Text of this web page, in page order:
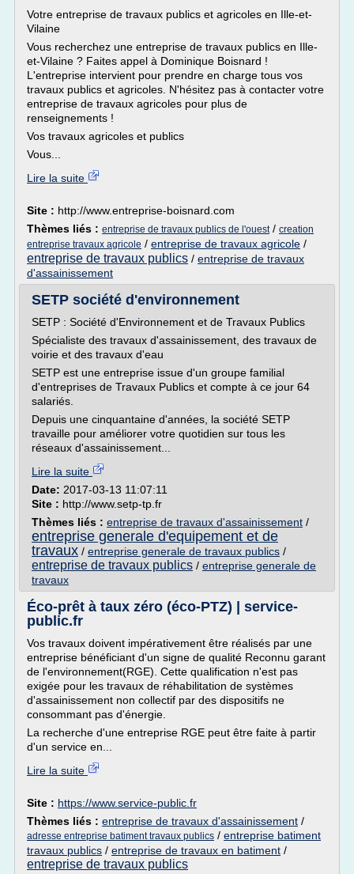
Votre entreprise de travaux publics et agricoles en Ille-et-
Vilaine
Vous recherchez une entreprise de travaux publics en Ille-
et-Vilaine ? Faites appel à Dominique Boisnard !
L'entreprise intervient pour prendre en charge tous vos
travaux publics et agricoles. N'hésitez pas à contacter votre
entreprise de travaux agricoles pour plus de
renseignements !
Vos travaux agricoles et publics
Vous...
Lire la suite
Site : http://www.entreprise-boisnard.com
Thèmes liés : entreprise de travaux publics de l'ouest/ creation
entreprise travaux agricole / entreprise de travaux agricole /
entreprise de travaux publics / entreprise de travaux
d'assainissement
SETP société d'environnement
SETP : Société d'Environnement et de Travaux Publics
Spécialiste des travaux d'assainissement, des travaux de
voirie et des travaux d'eau
SETP est une entreprise issue d'un groupe familial
d'entreprises de Travaux Publics et compte à ce jour 64
salariés.
Depuis une cinquantaine d'années, la société SETP
travaille pour améliorer votre quotidien sur tous les
réseaux d'assainissement...
Lire la suite
Date: 2017-03-13 11:07:11
Site : http://www.setp-tp.fr
Thèmes liés : entreprise de travaux d'assainissement /
entreprise generale d'equipement et de
travaux / entreprise generale de travaux publics /
entreprise de travaux publics / entreprise generale de
travaux
Éco-prêt à taux zéro (éco-PTZ) | service-
public.fr
Vos travaux doivent impérativement être réalisés par une
entreprise bénéficiant d'un signe de qualité Reconnu garant
de l'environnement(RGE). Cette qualification n'est pas
exigée pour les travaux de réhabilitation de systèmes
d'assainissement non collectif par des dispositifs ne
consommant pas d'énergie.
La recherche d'une entreprise RGE peut être faite à partir
d'un service en...
Lire la suite
Site : https://www.service-public.fr
Thèmes liés : entreprise de travaux d'assainissement /
adresse entreprise batiment travaux publics / entreprise batiment
travaux publics / entreprise de travaux en batiment /
entreprise de travaux publics